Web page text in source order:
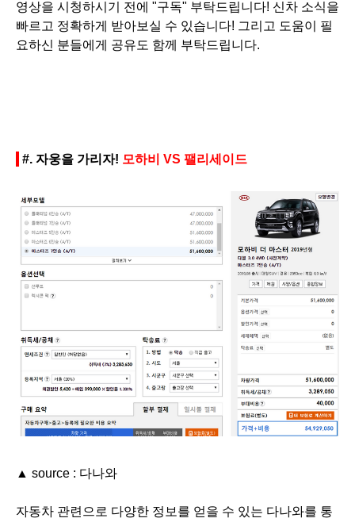
영상을 시청하시기 전에 "구독" 부탁드립니다! 신차 소식을
빠르고 정확하게 받아보실 수 있습니다! 그리고 도움이 필
요하신 분들에게 공유도 함께 부탁드립니다.
#. 자웅을 가리자! 모하비 VS 팰리세이드
▲ source : 다나와
자동차 관련으로 다양한 정보를 얻을 수 있는 다나와를 통